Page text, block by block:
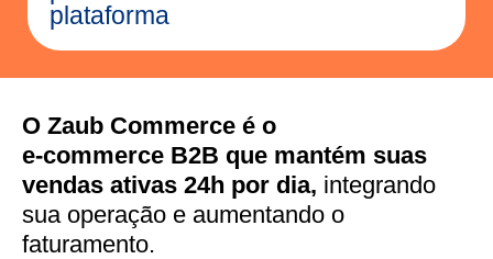
plataforma
O Zaub Commerce é o
e-commerce B2B que mantém suas
vendas ativas 24h por dia, integrando
sua operação e aumentando o
faturamento.